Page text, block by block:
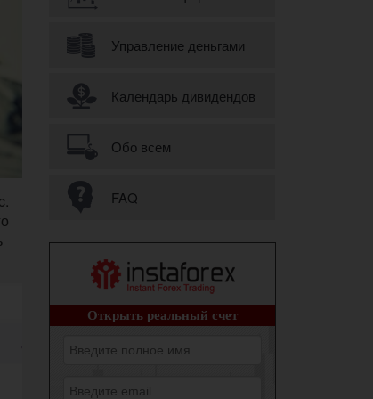
Управление деньгами
Календарь дивидендов
Обо всем
FAQ